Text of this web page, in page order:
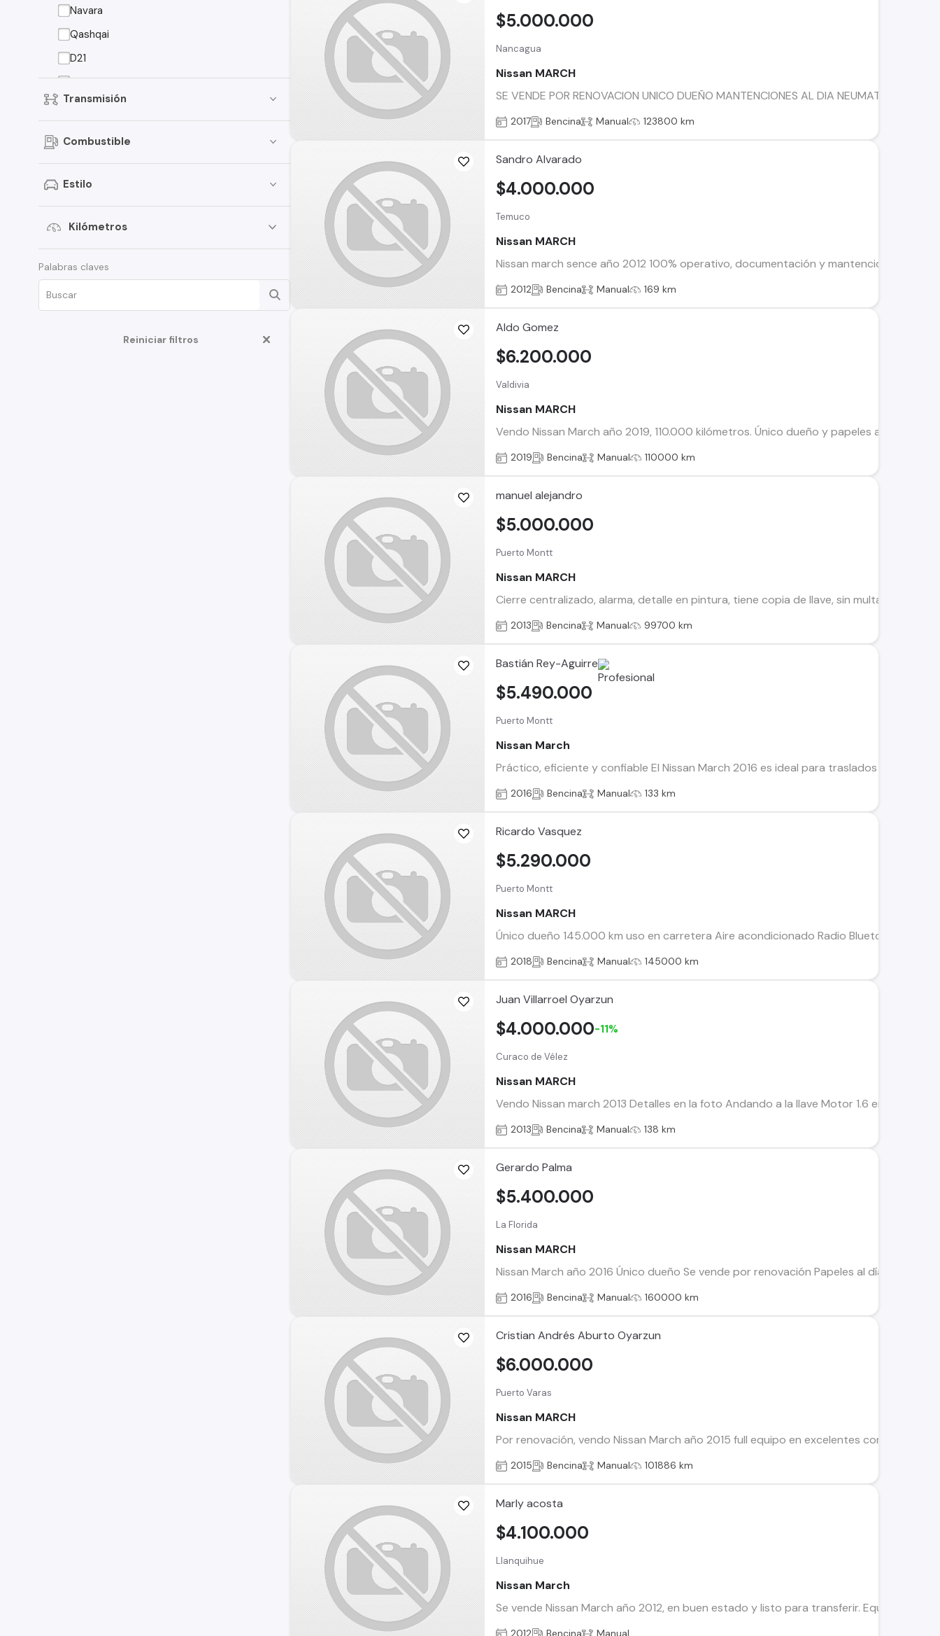
Navara
Qashqai
D21
Versa
Kicks
Sentra
Tiida
Note
ALTIMA
D22
Transmisión
Combustible
Estilo
Kilómetros
Palabras claves
Reiniciar filtros
Nancagua
Nissan MARCH
SE VENDE POR RENOVACION UNICO DUEÑO MANTENCIONES AL DIA NEUMATICOS
$5.000.000
2017 Bencina Manual 123800 km
Sandro Alvarado
Temuco
Nissan MARCH
Nissan march sence año 2012 100% operativo, documentación y mantenciones al
$4.000.000
2012 Bencina Manual 169 km
Aldo Gomez
Valdivia
Nissan MARCH
Vendo Nissan March año 2019, 110.000 kilómetros. Único dueño y papeles al día.
$6.200.000
2019 Bencina Manual 110000 km
manuel alejandro
Puerto Montt
Nissan MARCH
Cierre centralizado, alarma, detalle en pintura, tiene copia de llave, sin multas,
$5.000.000
2013 Bencina Manual 99700 km
Bastián Rey-Aguirre
Puerto Montt
Nissan March
Práctico, eficiente y confiable El Nissan March 2016 es ideal para traslados diarios y
$5.490.000
2016 Bencina Manual 133 km
Ricardo Vasquez
Puerto Montt
Nissan MARCH
Único dueño 145.000 km uso en carretera Aire acondicionado Radio Bluetooth
$5.290.000
2018 Bencina Manual 145000 km
Juan Villarroel Oyarzun
Curaco de Vélez
Nissan MARCH
Vendo Nissan march 2013 Detalles en la foto Andando a la llave Motor 1.6 en
$4.000.000-11%
2013 Bencina Manual 138 km
Gerardo Palma
La Florida
Nissan MARCH
Nissan March año 2016 Único dueño Se vende por renovación Papeles al día Sin
$5.400.000
2016 Bencina Manual 160000 km
Cristian Andrés Aburto Oyarzun
Puerto Varas
Nissan MARCH
Por renovación, vendo Nissan March año 2015 full equipo en excelentes
$6.000.000
2015 Bencina Manual 101886 km
Marly acosta
Llanquihue
Nissan March
Se vende Nissan March año 2012, en buen estado y listo para transferir.
$4.100.000
2012 Bencina Manual